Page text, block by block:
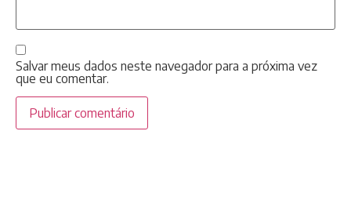
Salvar meus dados neste navegador para a próxima vez
que eu comentar.